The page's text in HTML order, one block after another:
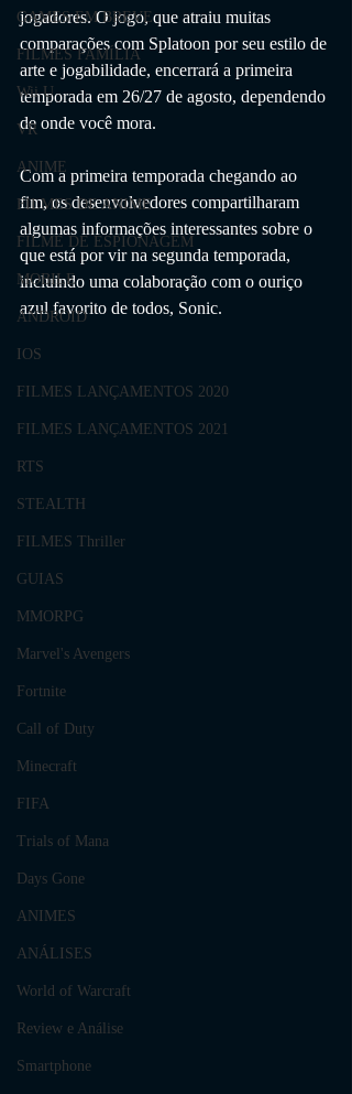
GAMES EM BREVE
FILMES FAMÍLIA
Wii U
VR
ANIME
FILMES DE ANIME
FILME DE ESPIONAGEM
MOBILE
ANDROID
IOS
FILMES LANÇAMENTOS 2020
FILMES LANÇAMENTOS 2021
RTS
STEALTH
FILMES Thriller
GUIAS
MMORPG
Marvel's Avengers
Fortnite
Call of Duty
Minecraft
FIFA
Trials of Mana
Days Gone
ANIMES
ANÁLISES
World of Warcraft
Review e Análise
Smartphone
jogadores. O jogo, que atraiu muitas
comparações com Splatoon por seu estilo de
arte e jogabilidade, encerrará a primeira
temporada em 26/27 de agosto, dependendo
de onde você mora.
Com a primeira temporada chegando ao
fim, os desenvolvedores compartilharam
algumas informações interessantes sobre o
que está por vir na segunda temporada,
incluindo uma colaboração com o ouriço
azul favorito de todos, Sonic.